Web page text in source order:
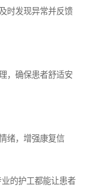
时发现异常并反馈
，确保患者舒适安
绪，增强康复信
的护工都能让患者